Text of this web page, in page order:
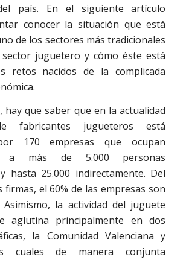
país. En el siguiente artículo
conocer la situación que está
de los sectores más tradicionales
sector juguetero y cómo éste está
retos nacidos de la complicada
hay que saber que en la actualidad
fabricantes jugueteros está
170 empresas que ocupan
a más de 5.000 personas
hasta 25.000 indirectamente. Del
firmas, el 60% de las empresas son
Asimismo, la actividad del juguete
aglutina principalmente en dos
la Comunidad Valenciana y
cuales de manera conjunta